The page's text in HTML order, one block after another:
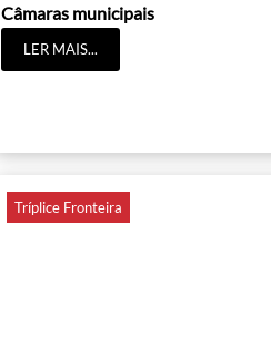
Câmaras municipais
LER MAIS...
Tríplice Fronteira